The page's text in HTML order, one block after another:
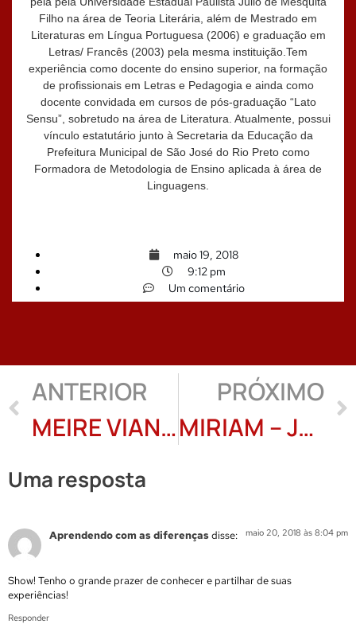
Filho na área de Teoria Literária, além de Mestrado em
Literaturas em Língua Portuguesa (2006) e graduação em
Letras/ Francês (2003) pela mesma instituição.Tem
experiência como docente do ensino superior, na formação
de profissionais em Letras e Pedagogia e ainda como
docente convidada em cursos de pós-graduação “Lato
Sensu”, sobretudo na área de Literatura. Atualmente, possui
vínculo estatutário junto à Secretaria da Educação da
Prefeitura Municipal de São José do Rio Preto como
Formadora de Metodologia de Ensino aplicada à área de
Linguagens.
maio 19, 2018
9:12 pm
Um comentário
ANTERIOR
MEIRE VIANA: entre o nó na garganta e os ditos
PRÓXIMO
MIRIAM – JANDIRA ZANCHI
Uma resposta
Aprendendo com as diferençasdisse: maio 20, 2018 às 8:04 pm
Show! Tenho o grande prazer de conhecer e partilhar de suas
experiências!
Responder